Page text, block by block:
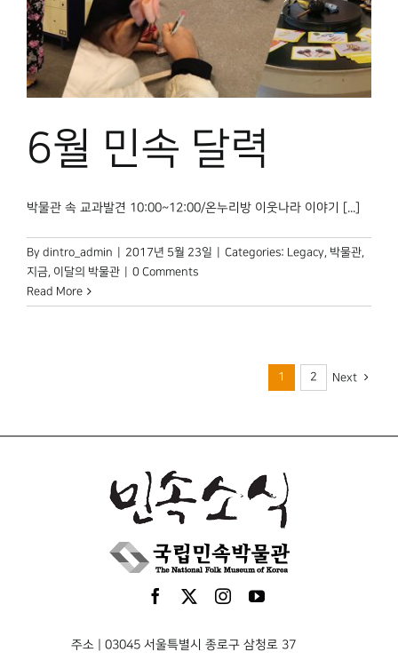
6월 민속 달력
박물관 속 교과발견 10:00~12:00/온누리방 이웃나라 이야기 [...]
By dintro_admin 2017년 5월 23일 Categories: Legacy 박물관,
지금 이달의 박물관
0 Comments
Read More
1 2 Next
주소 | 03045 서울특별시 종로구 삼청로 37